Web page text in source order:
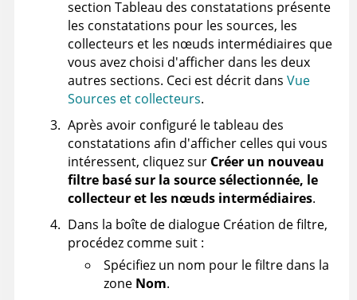
section Tableau des constatations présente
les constatations pour les sources, les
collecteurs et les nœuds intermédiaires que
vous avez choisi d'afficher dans les deux
autres sections. Ceci est décrit dans Vue
Sources et collecteurs.
Après avoir configuré le tableau des
constatations afin d'afficher celles qui vous
intéressent, cliquez sur Créer un nouveau
filtre basé sur la source sélectionnée, le
collecteur et les nœuds intermédiaires.
Dans la boîte de dialogue Création de filtre,
procédez comme suit :
Spécifiez un nom pour le filtre dans la
zone Nom.